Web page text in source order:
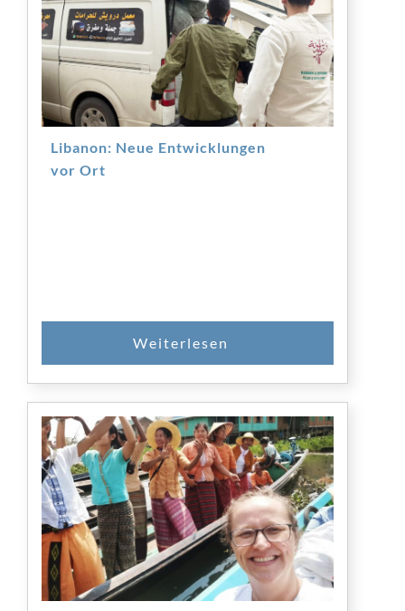
Libanon: Neue Entwicklungen
vor Ort